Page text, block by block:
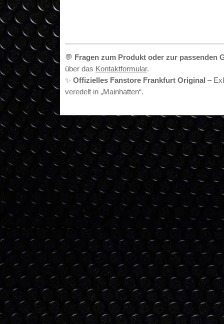
💬 Fragen zum Produkt oder zur passenden
über das Kontaktformular.
✨ Offizielles Fanstore Frankfurt Original –
veredelt in „Mainhatten“.